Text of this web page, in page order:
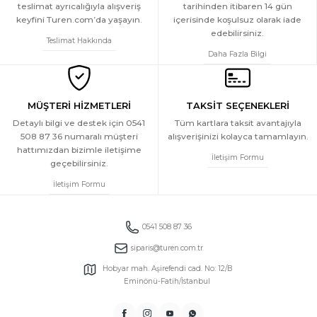
999 TL
YENİ
Türen Kadın Dokuma Tek Alt Pantolon
999 TL
Türen Kadın Dokuma Tek Alt Pantolon
Türen Kadın Dokuma Tek Alt Pantolon
Türen Kadın Dokuma Tek Alt Pantolon
teslimat ayrıcalığıyla alışveriş
keyfini Turen.com’da yaşayın.
Teslimat Hakkında
tarihinden itibaren 14 gün
içerisinde koşulsuz olarak iade
edebilirsiniz.
Daha Fazla Bilgi
MÜŞTERİ HİZMETLERİ
Detaylı bilgi ve destek için 0541
508 87 36 numaralı müşteri
hattımızdan bizimle iletişime
geçebilirsiniz.
İletişim Formu
TAKSİT SEÇENEKLERİ
Tüm kartlara taksit avantajıyla
alışverişinizi kolayca tamamlayın.
İletişim Formu
0541 508 87 36
siparis@turen.com.tr
Hobyar mah. Aşirefendi cad. No: 12/B
Eminönü-Fatih/İstanbul